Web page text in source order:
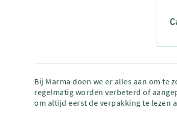
Bij Marma doen we er alles aan om
regelmatig worden verbeterd of
om altijd eerst de verpakking te lezen